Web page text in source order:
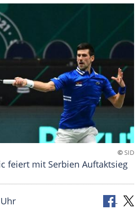
©SID
feiert mit Serbien Auftaktsieg